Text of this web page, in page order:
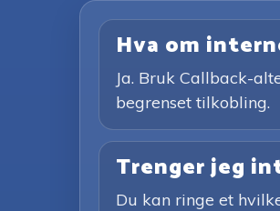
Hva om
Ja. Bruk Callback-
begrenset tilkobling.
Trenger jeg
Du kan ringe et